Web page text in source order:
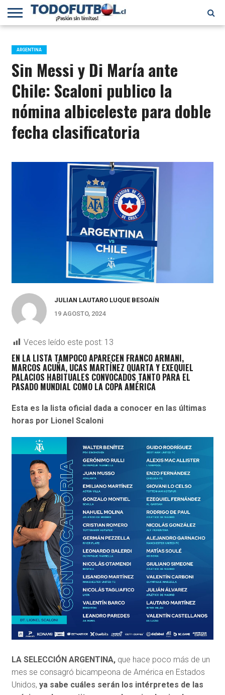
PRIMERA
B
SELECCIÓN
CHILENA
CHILENOS
EN EL
MUNDO
FÚTBOL
INTERNACIONAL
ARGENTINA
Sin Messi y Di María ante
Chile: Scaloni publico la
nómina albiceleste para doble
fecha clasificatoria
JULIAN LAUTARO LUQUE BESOAÍN
19 AGOSTO, 2024
Veces leído este post: 13
EN LA LISTA TAMPOCO APARECEN FRANCO ARMANI,
MARCOS ACUÑA, UCAS MARTÍNEZ QUARTA Y EXEQUIEL
PALACIOS HABITUALES CONVOCADOS TANTO PARA EL
PASADO MUNDIAL COMO LA COPA AMÉRICA
Esta es la lista oficial dada a conocer en las últimas
horas por Lionel Scaloni
LA SELECCIÓN ARGENTINA,que hace poco más de un
mes se consagró bicampeona de América en Estados
Unidos, ya sabe cuáles serán los intérpretes de las